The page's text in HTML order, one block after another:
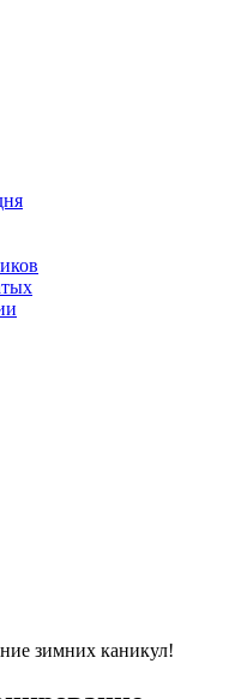
зимних каникул!